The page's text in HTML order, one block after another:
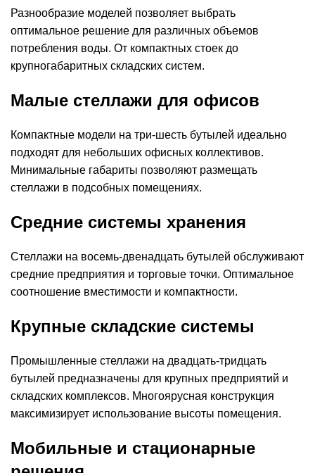
Разнообразие моделей позволяет выбрать
оптимальное решение для различных объемов
потребления воды. От компактных стоек до
крупногабаритных складских систем.
Малые стеллажи для офисов
Компактные модели на три-шесть бутылей идеально
подходят для небольших офисных коллективов.
Минимальные габариты позволяют размещать
стеллажи в подсобных помещениях.
Средние системы хранения
Стеллажи на восемь-двенадцать бутылей обслуживают
средние предприятия и торговые точки. Оптимальное
соотношение вместимости и компактности.
Крупные складские системы
Промышленные стеллажи на двадцать-тридцать
бутылей предназначены для крупных предприятий и
складских комплексов. Многоярусная конструкция
максимизирует использование высоты помещения.
Мобильные и стационарные